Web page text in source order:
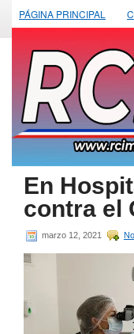
PÁGINA PRINCIPAL
En
contra el
marzo 12, 2021